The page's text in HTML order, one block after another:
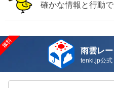
確かな情報と行動
雨雲レー
tenki.jp公